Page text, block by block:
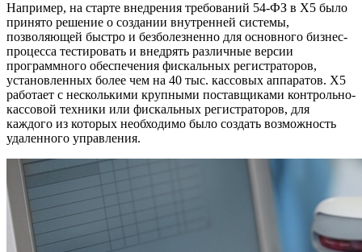
Например, на старте внедрения требований 54-ФЗ в X5 было
принято решение о создании внутренней системы,
позволяющей быстро и безболезненно для основного бизнес-
процесса тестировать и внедрять различные версии
программного обеспечения фискальных регистраторов,
установленных более чем на 40 тыс. кассовых аппаратов. X5
работает с несколькими крупными поставщиками контрольно-
кассовой техники или фискальных регистраторов, для
каждого из которых необходимо было создать возможность
удаленного управления.